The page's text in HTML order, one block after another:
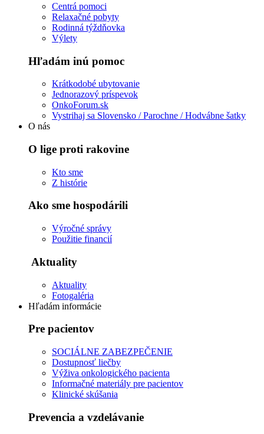
Centrá pomoci
Relaxačné pobyty
Rodinná týždňovka
Výlety
Hľadám inú pomoc
Krátkodobé ubytovanie
Jednorazový príspevok
OnkoForum.sk
Vystrihaj sa Slovensko / Parochne / Hodvábne šatky
O nás
O lige proti rakovine
Kto sme
Z histórie
Ako sme hospodárili
Výročné správy
Použitie financií
Aktuality
Aktuality
Fotogaléria
Hľadám informácie
Pre pacientov
SOCIÁLNE ZABEZPEČENIE
Dostupnosť liečby
Výživa onkologického pacienta
Informačné materiály pre pacientov
Klinické skúšania
Prevencia a vzdelávanie